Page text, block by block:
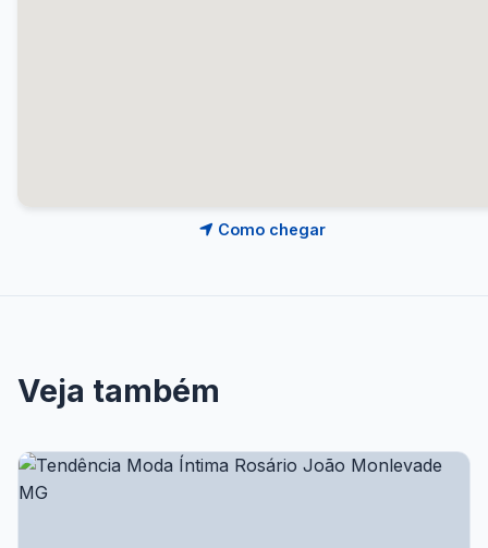
Como chegar
Veja também